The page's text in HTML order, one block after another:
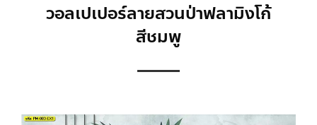
วอลเปเปอร์ลายสวนป่าฟลามิงโก้
สีชมพู